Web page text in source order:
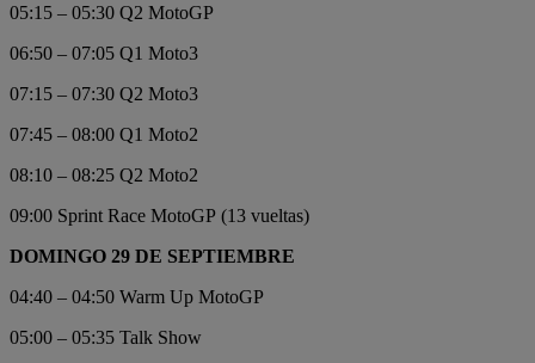
05:15 – 05:30 Q2 MotoGP
06:50 – 07:05 Q1 Moto3
07:15 – 07:30 Q2 Moto3
07:45 – 08:00 Q1 Moto2
08:10 – 08:25 Q2 Moto2
09:00 Sprint Race MotoGP (13 vueltas)
DOMINGO 29 DE SEPTIEMBRE
04:40 – 04:50 Warm Up MotoGP
05:00 – 05:35 Talk Show